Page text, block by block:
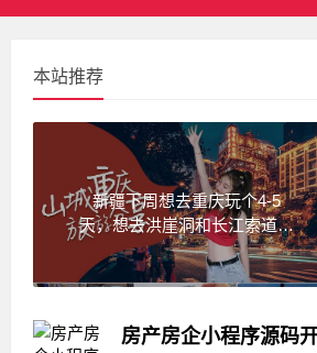
本站推荐
新疆下周想去重庆玩个4-5
天，想去洪崖洞和长江索道，
武隆天坑,求一份重庆旅游攻
略！费用不要太高?
房产房企小程序源码